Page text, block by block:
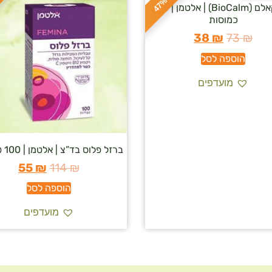
ס
כ
ו
כ
-
4
7
ביו קאלם (BioCalm) | אלטמן | 30
כמוסות
73₪
38 ₪
הוספה לסל
מועדפים
ברזל פלוס בד”צ | אלטמן | 100 טבליות
114₪
55 ₪
הוספה לסל
מועדפים